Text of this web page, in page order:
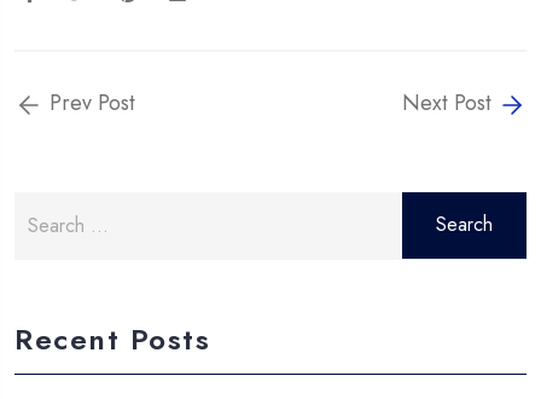
Prev Post Next Post
for:
Recent Posts